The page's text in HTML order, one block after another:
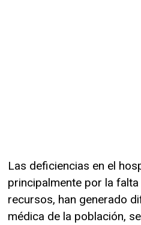
Las deficiencias en el
principalmente por la
recursos, han generado
médica de la población,